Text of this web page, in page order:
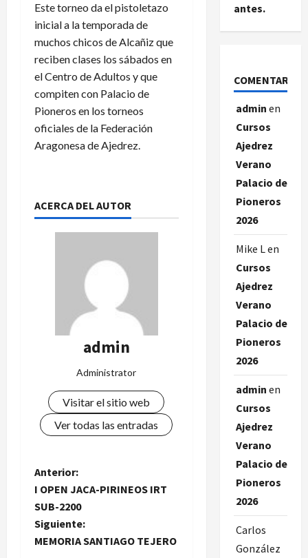
Este torneo da el pistoletazo
inicial a la temporada de
muchos chicos de Alcañiz que
reciben clases los sábados en
el Centro de Adultos y que
compiten con Palacio de
Pioneros en los torneos
oficiales de la Federación
Aragonesa de Ajedrez.
ACERCA DEL AUTOR
admin
Administrator
Visitar el sitio web
Ver todas las entradas
N
a
v
Anterior:
I OPEN JACA-PIRINEOS IRT
SUB-2200
Siguiente:
MEMORIA SANTIAGO TEJERO
antes.
COMENTARIOS
admin en
Cursos
Ajedrez
Verano
Palacio de
Pioneros
2026
Mike Len
Cursos
Ajedrez
Verano
Palacio de
Pioneros
2026
admin en
Cursos
Ajedrez
Verano
Palacio de
Pioneros
2026
Carlos
González